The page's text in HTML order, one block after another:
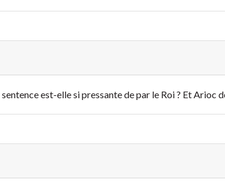
est-elle si pressante de par le Roi ? Et Arioc